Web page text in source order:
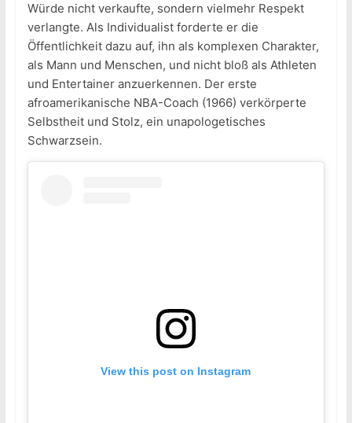
Würde nicht verkaufte, sondern vielmehr Respekt
verlangte. Als Individualist forderte er die
Öffentlichkeit dazu auf, ihn als komplexen Charakter,
als Mann und Menschen, und nicht bloß als Athleten
und Entertainer anzuerkennen. Der erste
afroamerikanische NBA-Coach (1966) verkörperte
Selbstheit und Stolz, ein unapologetisches
Schwarzsein.
View this post on Instagram